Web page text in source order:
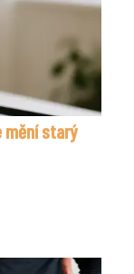
mění starý